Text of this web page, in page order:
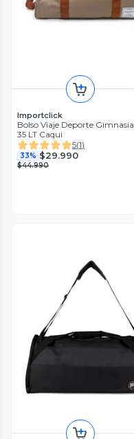
Importclick
Bolso Viaje Deporte Gimnasia
35 LT Caqui
5(1)
33% $29.990
$44.990